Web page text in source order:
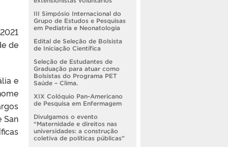
de
e
San
III Simpósio Internacional do
Grupo de Estudos e Pesquisas
em Pediatria e Neonatologia
Edital de Seleção de Bolsista
de Iniciação Científica
Seleção de Estudantes de
Graduação para atuar como
Bolsistas do Programa PET
Saúde – Clima.
XIX Colóquio Pan-Americano
de Pesquisa em Enfermagem
Divulgamos o evento
“Maternidade e direitos nas
universidades: a construção
coletiva de políticas públicas”